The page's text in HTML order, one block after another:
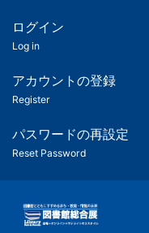
ツ
匿
名
ユ
ー
ー
ログイン
Log in
アカウントの登録
Register
パスワードの再設定
Reset Password